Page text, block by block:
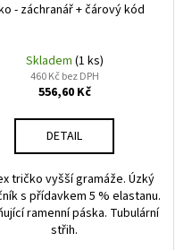
- záchranář + čárový kód
Skladem (1 ks)
460 Kč bez DPH
556,60 Kč
DETAIL
tričko vyšší gramáže. Úzký
s přídavkem 5 % elastanu.
ramenní páska. Tubulární
střih.